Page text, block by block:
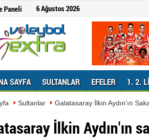
Paneli 6 Ağustos 2026
SAYFA SULTANLAR EFELER 1. 2.
Sultanlar Galatasaray İlkin Aydın'ın
İlkin Aydın'ın